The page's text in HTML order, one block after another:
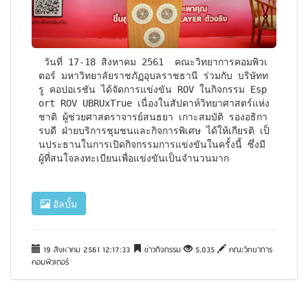
ตอร์ มหาวิทยาลัยราชภัฏอุบลราชธานี ร่วมกับ บริษัทท
รู คอปอเรชัน ได้จัดการแข่งขัน ROV ในกิจกรรม Esp
ort ROV UBRUxTrue เนื่องในสัปดาห์วิทยาศาสตร์แห่ง
ชาติ ผู้ช่วยศาสตราจารย์สนธยา เกาะสมบัติ รองอธิกา
รบดี ฝ่ายบริการชุมชนและกิจการพิเศษ ได้ให้เกียรติ เป็
นประธานในการเปิดกิจกรรมการแข่งขันในครั้งนี้ ซึ่งมี
ผู้ที่สนใจลงทะเบียนเพื่อแข่งขันเป็นจำนวนมาก
อัลบั้ม
19 สิงหาคม 2561 12:17:33 ข่าวกิจกรรม 5,035
คณะวิทยาการ
คอมพิวเตอร์